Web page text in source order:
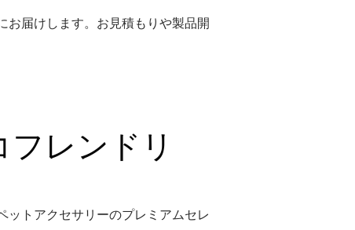
お届けします。お見積もりや製品開
レンドリ
ットアクセサリーのプレミアムセレ